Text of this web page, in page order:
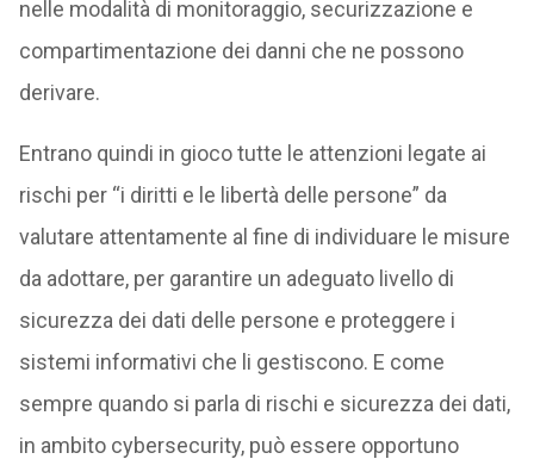
nelle modalità di monitoraggio, securizzazione e
compartimentazione dei danni che ne possono
derivare.
Entrano quindi in gioco tutte le attenzioni legate ai
rischi per “i diritti e le libertà delle persone” da
valutare attentamente al fine di individuare le misure
da adottare, per garantire un adeguato livello di
sicurezza dei dati delle persone e proteggere i
sistemi informativi che li gestiscono. E come
sempre quando si parla di rischi e sicurezza dei dati,
in ambito cybersecurity, può essere opportuno